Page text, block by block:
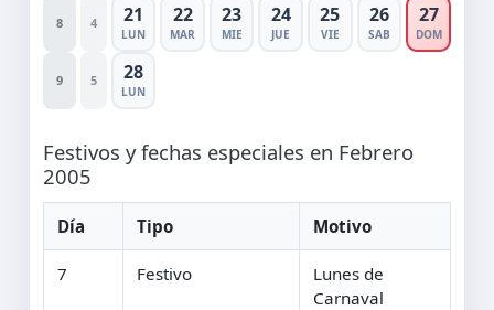
8 4 21
LUN
22
MAR
23
MIE
24
JUE
25
VIE
26
SAB
27
DOM
9 5 28
LUN
Festivos y fechas especiales en Febrero
2005
Día Tipo Motivo
7 Festivo
Lunes de
Carnaval